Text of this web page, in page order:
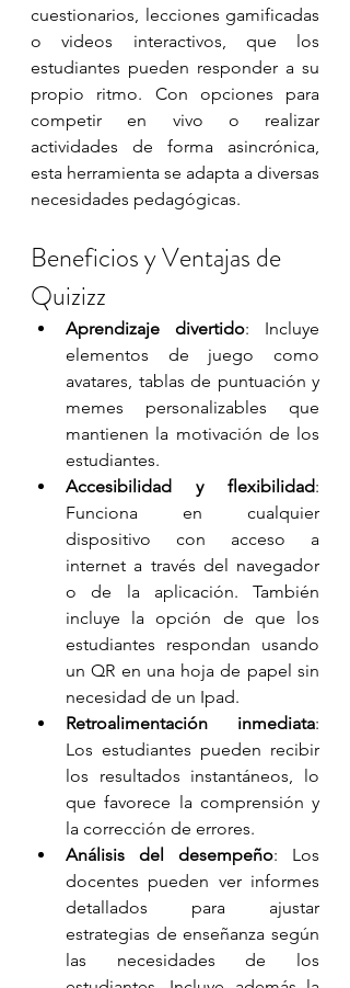
cuestionarios, lecciones gamificadas
o videos interactivos, que los
estudiantes pueden responder a su
propio ritmo. Con opciones para
competir en vivo o realizar
actividades de forma asincrónica,
esta herramienta se adapta a diversas
necesidades pedagógicas.
Beneficios y Ventajas de
Quizizz
Aprendizaje divertido: Incluye
elementos de juego como
avatares, tablas de puntuación y
memes personalizables que
mantienen la motivación de los
estudiantes.
Accesibilidad y flexibilidad:
Funciona en cualquier
dispositivo con acceso a
internet a través del navegador
o de la aplicación. También
incluye la opción de que los
estudiantes respondan usando
un QR en una hoja de papel sin
necesidad de un Ipad.
Retroalimentación inmediata:
Los estudiantes pueden recibir
los resultados instantáneos, lo
que favorece la comprensión y
la corrección de errores.
Análisis del desempeño: Los
docentes pueden ver informes
detallados para ajustar
estrategias de enseñanza según
las necesidades de los